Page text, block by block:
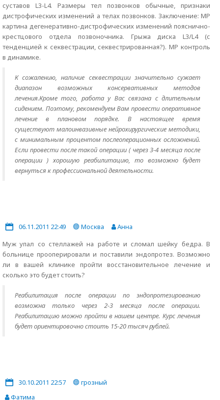
суставов L3-L4. Размеры тел позвонков обычные, признаки
дистрофических изменений а телах позвонков. Заключение: МР
картина дегенеративно-дистрофических изменений пояснично-
крестцового отдела позвоночника. Грыжа диска L3/L4 (с
тенденцией к секвестрации, секвестрированная?). МР контроль
в динамике.
К сожалению, наличие секвестрации значительно сужает
диапазон возможных консервативных методов
лечения.Кроме того, работа у Вас связана с длительным
сидением. Поэтому, рекомендуем Вам провести оперативное
лечение в плановом порядке. В настоящее время
существуют малоинвазивные нейрохирургические методики,
с минимальным процентом послеоперационных осложнений.
Если провести после такой операции ( через 3-4 месяца после
операции ) хорошую реабилитацию, то возможно будет
вернуться к профессиональной деятельности.
06.11.2011 22:49 Москва
Анна
Муж упал со стеллажей на работе и сломал шейку бедра. В
больнице прооперировали и поставили эндопротез. Возможно
ли в вашей клинике пройти восстановительное лечение и
сколько это будет стоить?
Реабилитация после операции по эндопротезированию
возможна только через 2-3 месяца после операции.
Реабилитацию можно пройти в нашем центре. Курс лечения
будет ориентировочно стоить 15-20 тысяч рублей.
30.10.2011 22:57
грозный
Фатима